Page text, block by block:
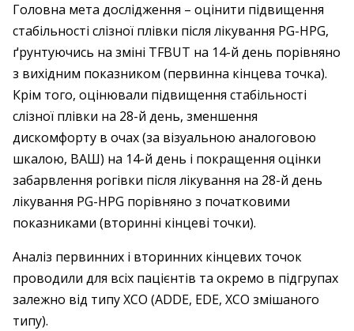
Головна мета дослідження – оцінити підвищення
стабільності слізної плівки після лікування PG-HPG,
ґрунтуючись на зміні TFBUT на 14-й день порівняно
з вихідним показником (первинна кінцева точка).
Крім того, оцінювали підвищення стабільності
слізної плівки на 28-й день, зменшення
дискомфорту в очах (за візуальною аналоговою
шкалою, ВАШ) на 14-й день і покращення оцінки
забарвлення рогівки після лікування на 28-й день
лікування PG-HPG порівняно з початковими
показниками (вторинні кінцеві точки).
Аналіз первинних і вторинних кінцевих точок
проводили для всіх пацієнтів та окремо в підгрупах
залежно від типу ХСО (ADDE, EDE, ХСО змішаного
типу).